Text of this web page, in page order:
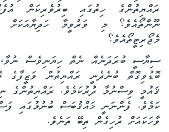
ރައްޔިތުންގެ ހިތުގައި ބިރުވެެރިކަން
ނޫންތޯއެވެ؟ މި ވަރުވީމާ
މެޖޯރިޓީތޯއެވެ؟
ސިޔާސީ ބުރަދަނެއް ނެތް ހިޔަނިވެސް ނުވާ،
ބޮޑުވިގޮތް ބުނެދެނީ ރައްޔިތުން ވަޒީފާގެ
ޤައުމީ ވިސްނުމާ ދުުރުކަމެވެ. ރައްޔިތުންގެ
ކަމެވެ. ފެންނަނީ ޚައްޤުބަސް ބުނުމުގައި
ވާހަކައަށް ރުހިގެން ތިބޭ ތަނެވެ.